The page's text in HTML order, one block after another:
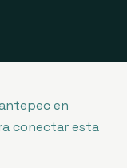
en
conectar esta